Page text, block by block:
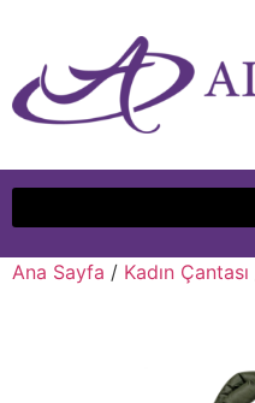
Ana Sayfa / Kadın Çantası